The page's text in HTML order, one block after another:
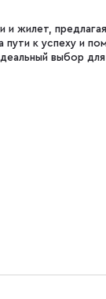
жилет,
к успеху и
выбор